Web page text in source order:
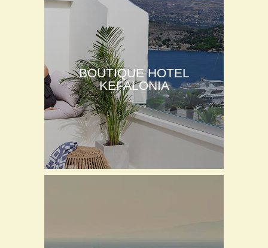
BOUTIQUE HOTEL
KEFALONIA